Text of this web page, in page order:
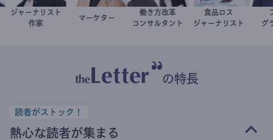
鈴木エイト
ジャーナリスト
作家
室谷良平
マーケター 新田龍
働き方改革
コンサルタント
井出留美
食品ロス
ジャーナリスト
の特長
読者がストック！
熱心な読者が集まる